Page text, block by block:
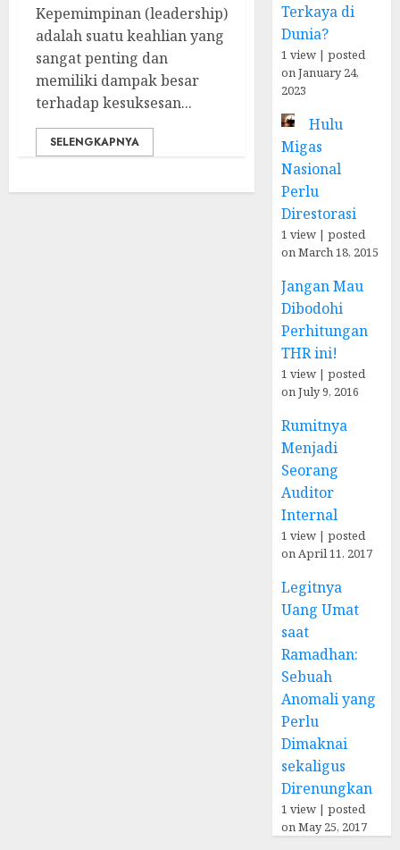
Kepemimpinan (leadership)
adalah suatu keahlian yang
sangat penting dan
memiliki dampak besar
terhadap kesuksesan...
SELENGKAPNYA
Terkaya di
Dunia?
1 view |posted
on January 24,
2023
Hulu
Migas
Nasional
Perlu
Direstorasi
1 view |posted
on March 18, 2015
Jangan Mau
Dibodohi
Perhitungan
THR ini!
1 view |posted
on July 9, 2016
Rumitnya
Menjadi
Seorang
Auditor
Internal
1 view |posted
on April 11, 2017
Legitnya
Uang Umat
saat
Ramadhan:
Sebuah
Anomali yang
Perlu
Dimaknai
sekaligus
Direnungkan
1 view |posted
on May 25, 2017